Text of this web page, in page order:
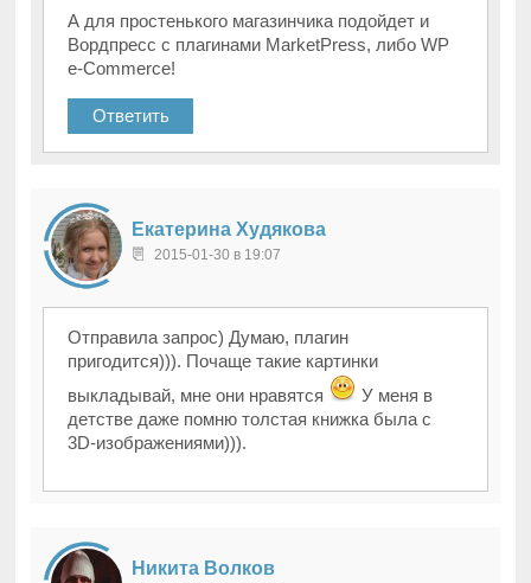
А для простенького магазинчика подойдет и
Вордпресс с плагинами MarketPress, либо WP
e-Commerce!
Ответить
Екатерина Худякова
2015-01-30 в 19:07
Отправила запрос) Думаю, плагин
пригодится))). Почаще такие картинки
выкладывай, мне они нравятся
У меня в
детстве даже помню толстая книжка была с
3D-изображениями))).
Никита Волков